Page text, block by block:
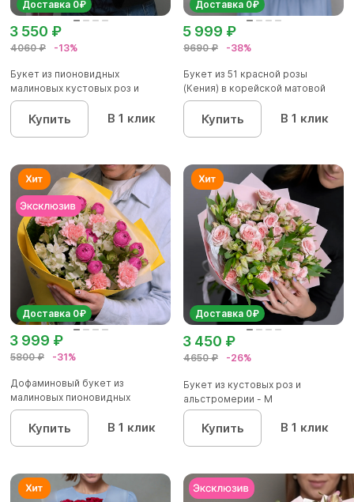
Доставка 0₽
4060 ₽ -13%
3 550 ₽
Букет из пионовидных
малиновых кустовых роз и
альстроме...
Купить В 1 клик
Доставка 0₽
9690 ₽ -38%
5 999 ₽
Букет из 51 красной розы
(Кения) в корейской матовой
уп...
Купить В 1 клик
Доставка 0₽
5800 ₽ -31%
3 999 ₽
Дофаминовый букет из
малиновых пионовидных
кустовых роз...
Купить В 1 клик
Доставка 0₽
4650 ₽ -26%
3 450 ₽
Букет из кустовых роз и
альстромерии - М
Купить В 1 клик